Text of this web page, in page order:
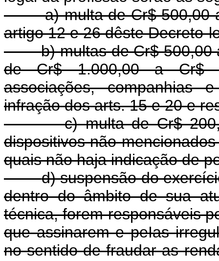
a) multa de Cr$ 500,00
artigo 12 e 26 dêste Decreto-
b) multas de Cr$
de Cr$ 1.000,00 a Cr$
associações, companhias
infração dos arts. 15 e 20 e
c) multa de Cr$
dispositivos não
quais não haja indicação de
d) suspensão do
dentro do âmbito de sua
técnica, forem responsáveis
que assinarem e peIas
no sentido de fraudar as